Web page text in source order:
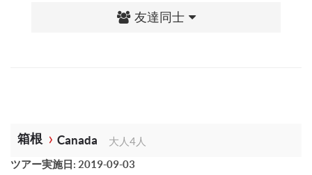
友達同士
箱根 Canada
大人4人
ツアー実施日: 2019-09-03